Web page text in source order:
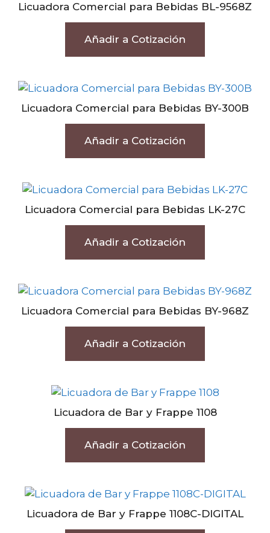
Licuadora Comercial para Bebidas BL-9568Z
Añadir a Cotización
Licuadora Comercial para Bebidas BY-300B
Añadir a Cotización
Licuadora Comercial para Bebidas LK-27C
Añadir a Cotización
Licuadora Comercial para Bebidas BY-968Z
Añadir a Cotización
Licuadora de Bar y Frappe 1108
Añadir a Cotización
Licuadora de Bar y Frappe 1108C-DIGITAL